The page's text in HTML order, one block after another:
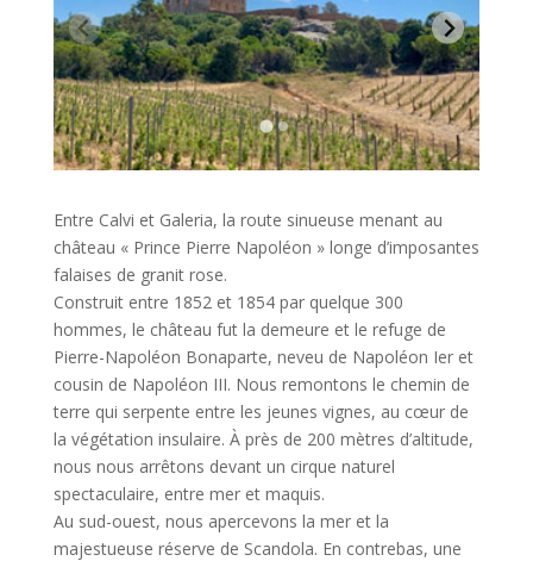
Entre Calvi et Galeria, la route sinueuse menant au
château « Prince Pierre Napoléon » longe d’imposantes
falaises de granit rose.
Construit entre 1852 et 1854 par quelque 300
hommes, le château fut la demeure et le refuge de
Pierre-Napoléon Bonaparte, neveu de Napoléon Ier et
cousin de Napoléon III. Nous remontons le chemin de
terre qui serpente entre les jeunes vignes, au cœur de
la végétation insulaire. À près de 200 mètres d’altitude,
nous nous arrêtons devant un cirque naturel
spectaculaire, entre mer et maquis.
Au sud-ouest, nous apercevons la mer et la
majestueuse réserve de Scandola. En contrebas, une